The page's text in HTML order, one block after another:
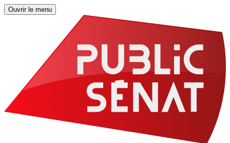
Ouvrir le menu